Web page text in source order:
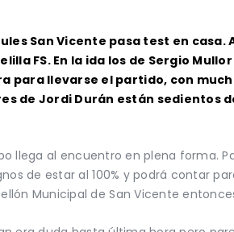
San Vicente pasa test en casa.
FS. En la ida los de Sergio
para llevarse el partido, con
de Jordi Durán están sedientos
llega al encuentro en plena forma.
de estar al 100% y podrá contar
Municipal de San Vicente